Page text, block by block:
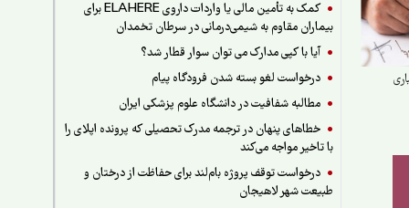
کمک به تأمین مالی یا واردات داروی ELAHERE برای
بیماران مقاوم به شیمی‌درمانی در سرطان تخمدان
آیا با کپی مدارک می توان سوار قطار شد؟
درخواست لغو بسته شدن فرودگاه پیام
مطالبه شفافیت در دانشگاه علوم پزشکی ایران
خطاهای پنهان در ترجمه مدرک تحصیلی که پرونده اپلای را
با تاخیر مواجه می‌کند
درخواست توقف پروژه بام‌لند برای حفاظت از درختان و
طبیعت شهر لاهیجان